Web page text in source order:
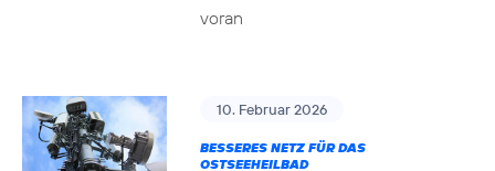
voran
10. Februar 2026
BESSERES NETZ FÜR DAS
OSTSEEHEILBAD